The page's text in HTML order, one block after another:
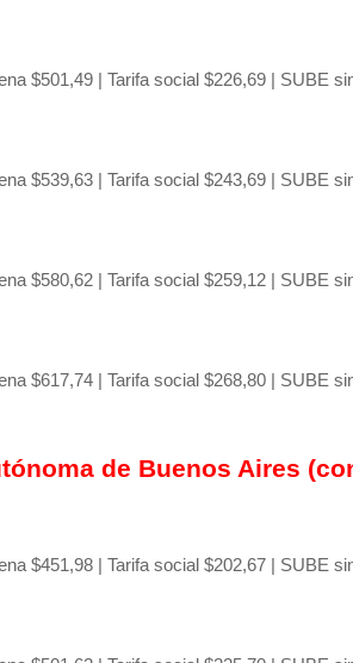
$501,49 | Tarifa social $226,69 | SUBE
$539,63 | Tarifa social $243,69 | SUBE
$580,62 | Tarifa social $259,12 | SUBE
$617,74 | Tarifa social $268,80 | SUBE
de Buenos Aires
$451,98 | Tarifa social $202,67 | SUBE